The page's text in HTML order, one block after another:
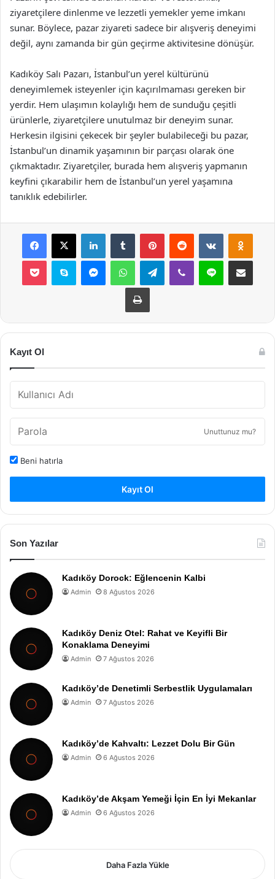
ziyaretçilere dinlenme ve lezzetli yemekler yeme imkanı
sunar. Böylece, pazar ziyareti sadece bir alışveriş deneyimi
değil, aynı zamanda bir gün geçirme aktivitesine dönüşür.
Kadıköy Salı Pazarı, İstanbul’un yerel kültürünü
deneyimlemek isteyenler için kaçırılmaması gereken bir
yerdir. Hem ulaşımın kolaylığı hem de sunduğu çeşitli
ürünlerle, ziyaretçilere unutulmaz bir deneyim sunar.
Herkesin ilgisini çekecek bir şeyler bulabileceği bu pazar,
İstanbul’un dinamik yaşamının bir parçası olarak öne
çıkmaktadır. Ziyaretçiler, burada hem alışveriş yapmanın
keyfini çıkarabilir hem de İstanbul’un yerel yaşamına
tanıklık edebilirler.
Facebook
X LinkedInTumblr PinterestReddit VKontakte
Pocket Skype MessengerWhatsAppTelegramViber Line E-Posta ile
Yazdır
Kayıt Ol
Unuttunuz mu?
Beni hatırla
Kayıt Ol
Son Yazılar
Kadıköy Dorock: Eğlencenin Kalbi
Admin 8 Ağustos 2026
Kadıköy Deniz Otel: Rahat ve Keyifli Bir
Konaklama Deneyimi
Admin 7 Ağustos 2026
Kadıköy’de Denetimli Serbestlik Uygulamaları
Admin 7 Ağustos 2026
Kadıköy’de Kahvaltı: Lezzet Dolu Bir Gün
Admin 6 Ağustos 2026
Kadıköy’de Akşam Yemeği İçin En İyi Mekanlar
Admin 6 Ağustos 2026
Daha Fazla Yükle